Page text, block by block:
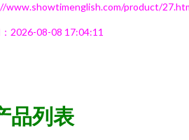
www.showtimenglish.com/product/
2026-08-08 17:04:11
品列表